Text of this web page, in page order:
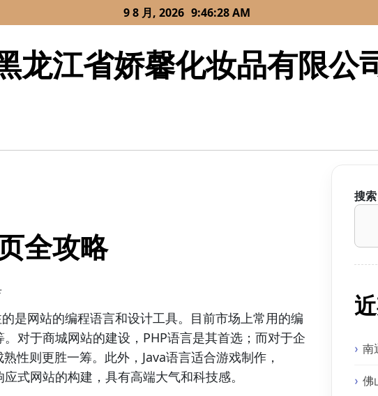
9 8 月, 2026 9:46:28 AM
龙江省娇馨化妆品有限公
全攻略
是网站的编程语言和设计工具。目前市场上常用的编
。对于商城网站的建设，PHP语言是其首选；而对于企
性则更胜一筹。此外，Java语言适合游戏制作，
式网站的构建，具有高端大气和科技感。
搜索
南
佛